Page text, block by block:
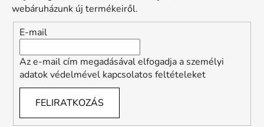
webáruházunk új termékeiről.
E-mail
Az e-mail cím megadásával elfogadja a személyi
adatok védelmével kapcsolatos feltételeket
FELIRATKOZÁS